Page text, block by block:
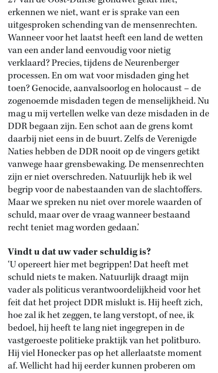
erkennen we niet, want er is sprake van een
uitgesproken schending van de mensenrechten.
Wanneer voor het laatst heeft een land de wetten
van een ander land eenvoudig voor nietig
verklaard? Precies, tijdens de Neurenberger
processen. En om wat voor misdaden ging het
toen? Genocide, aanvalsoorlog en holocaust – de
zogenoemde misdaden tegen de menselijkheid. Nu
mag u mij vertellen welke van deze misdaden in de
DDR begaan zijn. Een schot aan de grens komt
daarbij niet eens in de buurt. Zelfs de Verenigde
Naties hebben de DDR nooit op de vingers getikt
vanwege haar grensbewaking. De mensenrechten
zijn er niet overschreden. Natuurlijk heb ik wel
begrip voor de nabestaanden van de slachtoffers.
Maar we spreken nu niet over morele waarden of
schuld, maar over de vraag wanneer bestaand
recht teniet mag worden gedaan.’
Vindt u dat uw vader schuldig is?
‘U opereert hier met begrippen! Dat heeft met
schuld niets te maken. Natuurlijk draagt mijn
vader als politicus verantwoordelijkheid voor het
feit dat het project DDR mislukt is. Hij heeft zich,
hoe zal ik het zeggen, te lang verstopt, of nee, ik
bedoel, hij heeft te lang niet ingegrepen in de
vastgeroeste politieke praktijk van het politburo.
Hij viel Honecker pas op het allerlaatste moment
af. Wellicht had hij eerder kunnen proberen om